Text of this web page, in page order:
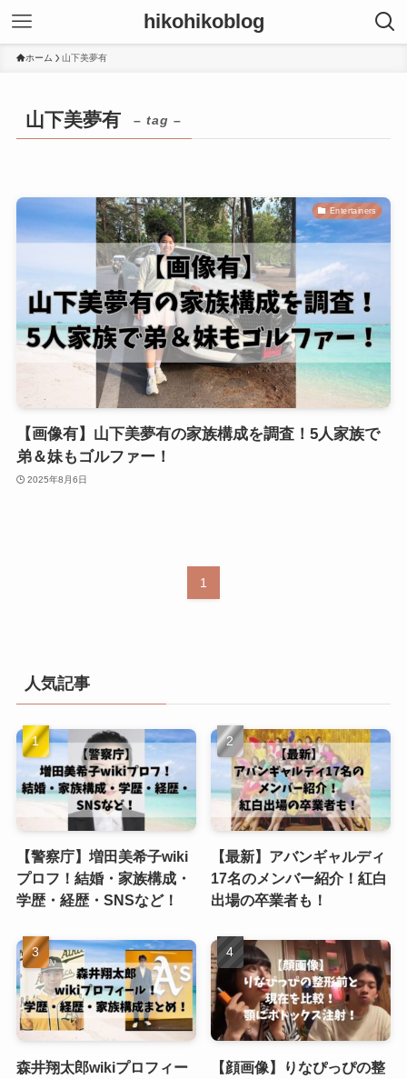
hikohikoblog
ホーム 山下美夢有
山下美夢有 – tag –
Entertainers
【画像有】山下美夢有の家族構成を調査！5人家族で
弟＆妹もゴルファー！
2025年8月6日
1
人気記事
【警察庁】増田美希子wiki
プロフ！結婚・家族構成・
学歴・経歴・SNSなど！
【最新】アバンギャルディ
17名のメンバー紹介！紅白
出場の卒業者も！
森井翔太郎wikiプロフィー
【顔画像】りなぴっぴの整